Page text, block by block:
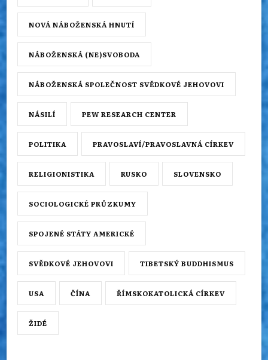
NOVÁ NÁBOŽENSKÁ HNUTÍ
NÁBOŽENSKÁ (NE)SVOBODA
NÁBOŽENSKÁ SPOLEČNOST SVĚDKOVÉ JEHOVOVI
NÁSILÍ PEW RESEARCH CENTER
POLITIKA PRAVOSLAVÍ/PRAVOSLAVNÁ CÍRKEV
RELIGIONISTIKA RUSKO SLOVENSKO
SOCIOLOGICKÉ PRŮZKUMY
SPOJENÉ STÁTY AMERICKÉ
SVĚDKOVÉ JEHOVOVI TIBETSKÝ BUDDHISMUS
USA ČÍNA ŘÍMSKOKATOLICKÁ CÍRKEV
ŽIDÉ